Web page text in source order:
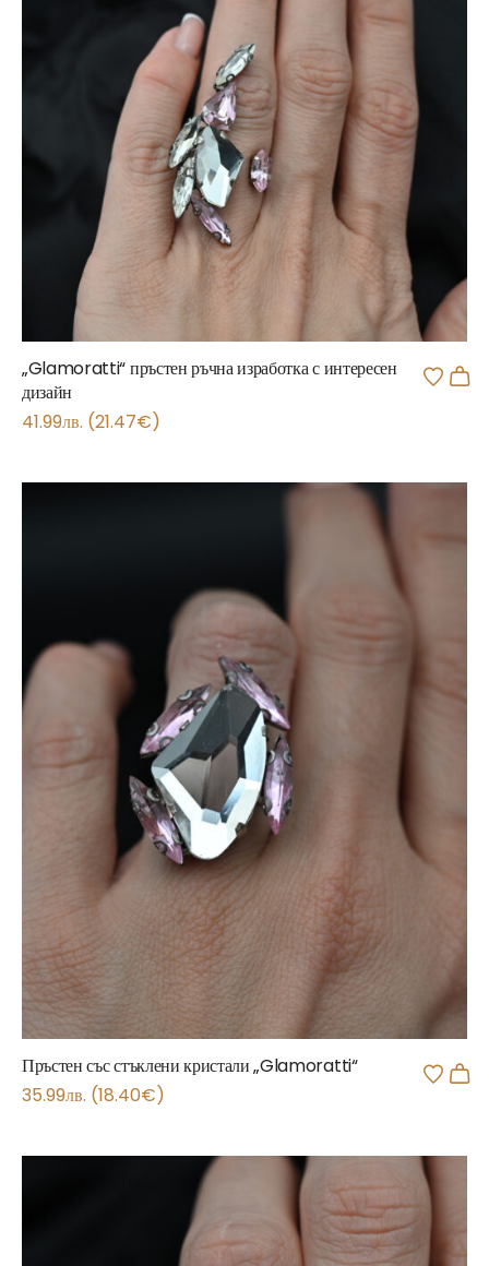
„Glamoratti“ пръстен ръчна изработка с интересен
дизайн
41.99лв. (21.47€)
Пръстен със стъклени кристали „Glamoratti“
35.99лв. (18.40€)